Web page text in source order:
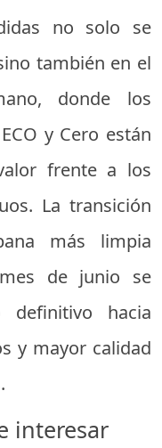
no solo se
también en el
donde los
y Cero están
frente a los
La transición
más limpia
de junio se
hacia
y mayor calidad
interesar